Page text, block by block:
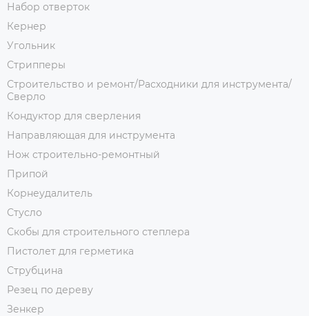
Набор отверток
Кернер
Угольник
Стрипперы
Строительство и ремонт/Расходники для инструмента/
Сверло
Кондуктор для сверления
Направляющая для инструмента
Нож строительно-ремонтный
Припой
Корнеудалитель
Стусло
Скобы для строительного степлера
Пистолет для герметика
Струбцина
Резец по дереву
Зенкер